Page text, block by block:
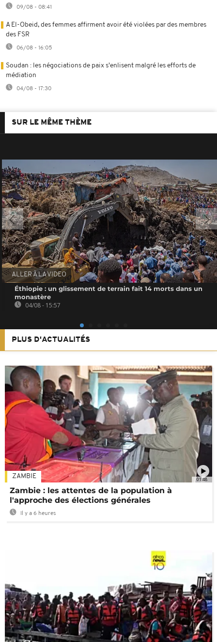
09/08 - 08:41
A El-Obeid, des femmes affirment avoir été violées par des membres
des FSR
06/08 - 16:05
Soudan : les négociations de paix s'enlisent malgré les efforts de
médiation
04/08 - 17:30
SUR LE MÊME THÈME
ALLER À LA VIDEO
Éthiopie : un glissement de terrain fait 14 morts dans un
monastère
04/08 - 15:57
PLUS D'ACTUALITÉS
01:48
ZAMBIE
Zambie : les attentes de la population à
l'approche des élections générales
Il y a 6 heures